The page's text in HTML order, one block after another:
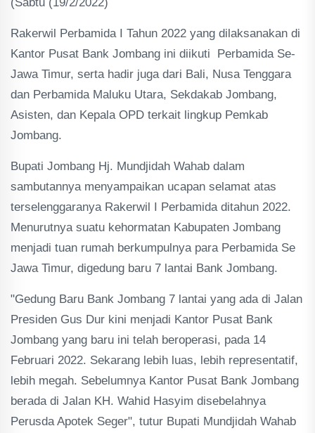
Rakerwil Perbamida I Tahun 2022 yang dilaksanakan di
Kantor Pusat Bank Jombang ini diikuti Perbamida Se-
Jawa Timur, serta hadir juga dari Bali, Nusa Tenggara
dan Perbamida Maluku Utara, Sekdakab Jombang,
Asisten, dan Kepala OPD terkait lingkup Pemkab
Jombang.
Bupati Jombang Hj. Mundjidah Wahab dalam
sambutannya menyampaikan ucapan selamat atas
terselenggaranya Rakerwil I Perbamida ditahun 2022.
Menurutnya suatu kehormatan Kabupaten Jombang
menjadi tuan rumah berkumpulnya para Perbamida Se
Jawa Timur, digedung baru 7 lantai Bank Jombang.
"Gedung Baru Bank Jombang 7 lantai yang ada di Jalan
Presiden Gus Dur kini menjadi Kantor Pusat Bank
Jombang yang baru ini telah beroperasi, pada 14
Februari 2022. Sekarang lebih luas, lebih representatif,
lebih megah. Sebelumnya Kantor Pusat Bank Jombang
berada di Jalan KH. Wahid Hasyim disebelahnya
Perusda Apotek Seger", tutur Bupati Mundjidah Wahab